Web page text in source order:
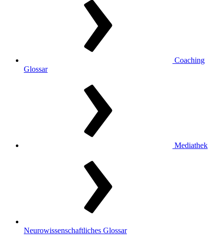
Coaching
Glossar
Mediathek
Neurowissenschaftliches Glossar